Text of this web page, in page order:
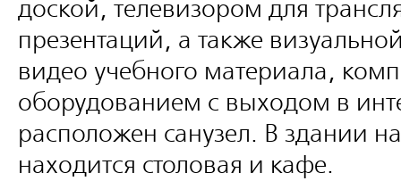
доской, телевизором для
презентаций, а также
видео учебного материала,
оборудованием с выходом в
расположен санузел. В здании
находится столовая и кафе.